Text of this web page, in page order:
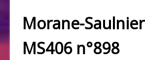
Morane-Saulnier
MS406 n°898